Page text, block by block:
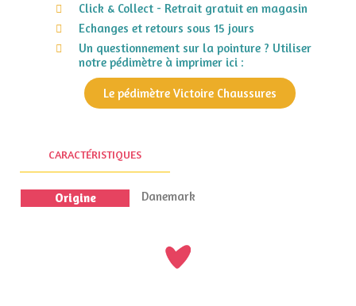
Click & Collect - Retrait gratuit en magasin
Echanges et retours sous 15 jours
Un questionnement sur la pointure ? Utiliser
notre pédimètre à imprimer ici :
Le pédimètre Victoire Chaussures
CARACTÉRISTIQUES
Origine Danemark